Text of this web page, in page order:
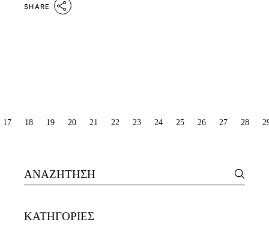
SHARE
ΣΕΛΙΔΟΠΟΊΗΣΗ
17 18 19 20 21 22 23 24 25 26 27 28
Search
for:
KΑΤΗΓΟΡΊΕΣ